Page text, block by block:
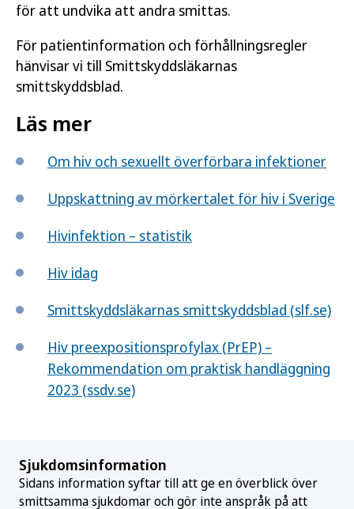
för att undvika att andra smittas.
För patientinformation och förhållningsregler
hänvisar vi till Smittskyddsläkarnas
smittskyddsblad.
Läs mer
Om hiv och sexuellt överförbara infektioner
Uppskattning av mörkertalet för hiv i Sverige
Hivinfektion – statistik
Hiv idag
Smittskyddsläkarnas smittskyddsblad (slf.se)
Hiv preexpositionsprofylax (PrEP) –
Rekommendation om praktisk handläggning
2023 (ssdv.se)
Sjukdomsinformation
Sidans information syftar till att ge en överblick över
smittsamma sjukdomar och gör inte anspråk på att